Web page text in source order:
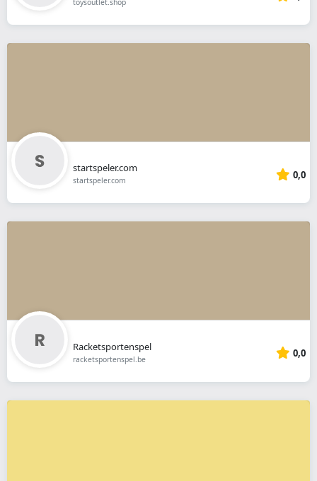
startspeler.com
startspeler.com 0,0
Racketsportenspel
racketsportenspel.be 0,0